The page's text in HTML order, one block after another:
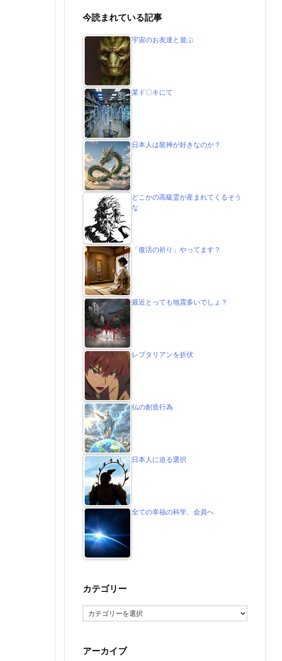
今読まれている記事
宇宙のお友達と遊ぶ
某ド〇キにて
日本人は龍神が好きなのか？
どこかの高級霊が産まれてくるそう
な
「復活の祈り」やってます？
最近とっても地震多いでしょ？
レプタリアンを折伏
仏の創造行為
日本人に迫る選択
全ての幸福の科学、会員へ
カテゴリー
テ
ー
アーカイブ